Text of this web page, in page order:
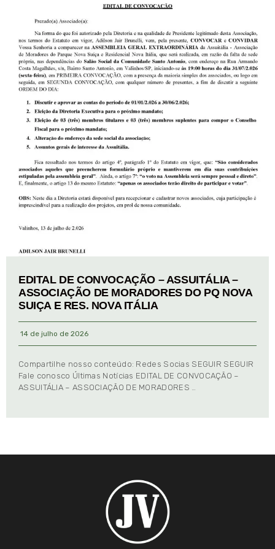
EDITAL DE CONVOCAÇÃO – ASSUITÁLIA –
ASSOCIAÇÃO DE MORADORES DO PQ NOVA
SUIÇA E RES. NOVA ITÁLIA
14 de julho de 2026
Compartilhe nosso conteúdo: Redes Socias SEGUIR SEGUIR
Fale conosco Últimas Notícias EDITAL DE CONVOCAÇÃO –
ASSUITÁLIA – ASSOCIAÇÃO DE MORADORES …